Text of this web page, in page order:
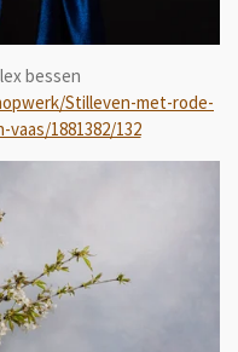
bessen
Stilleven-met-rode-
1881382/132